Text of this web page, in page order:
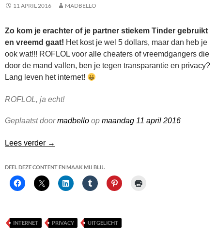
11 APRIL 2016 MADBELLO
Zo kom je erachter of je partner stiekem Tinder gebruikt
en vreemd gaat! Het kost je wel 5 dollars, maar dan heb je
ook wat!!! ROFLOL voor alle cheaters of vreemdgangers die
door de mand vallen, ben je tegen transparantie en privacy?
Lang leven het internet!
ROFLOL, ja echt!
Geplaatst doormadbello op maandag 11 april 2016
Lees verder Je Partner op Tinder?
→
DEEL DEZE CONTENT EN MAAK MIJ BLIJ.
INTERNET PRIVACY UITGELICHT